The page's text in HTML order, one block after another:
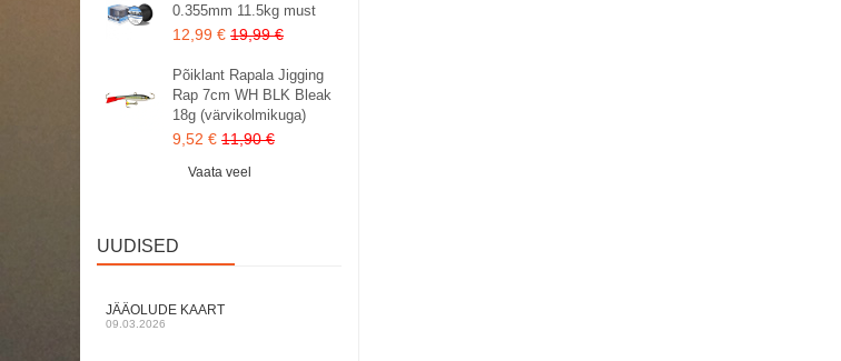
0.355mm 11.5kg must
12,99 € 19,99 €
Põiklant Rapala Jigging
Rap 7cm WH BLK Bleak
18g (värvikolmikuga)
9,52 € 11,90 €
Vaata veel
UUDISED
JÄÄOLUDE KAART
09.03.2026